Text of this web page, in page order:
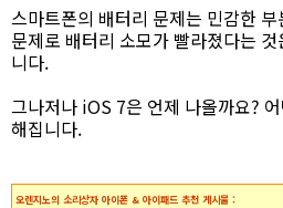
스마트폰의 배터리 문제는 민감한
문제로 배터리 소모가 빨라졌다는
니다.
그나저나 iOS 7은 언제 나올까요?
해집니다.
오렌지노의 소리상자 아이폰 & 아이패드 추천 게시물 :